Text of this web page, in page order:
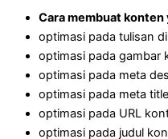
Cara membuat
optimasi pada tulisan
optimasi pada gambar
optimasi pada meta
optimasi pada meta title
optimasi pada URL
optimasi pada judul